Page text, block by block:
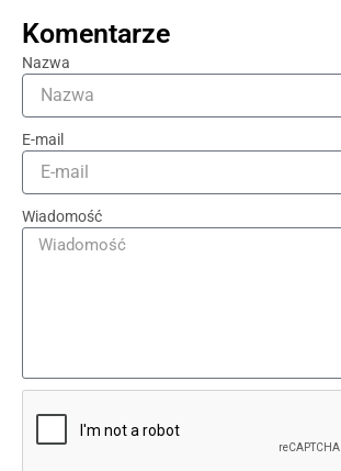
Komentarze
Nazwa
E-mail
Wiadomość